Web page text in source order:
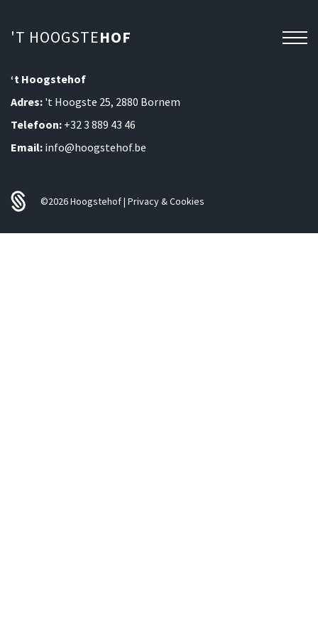
'T HOOGSTEHOF
‘t Hoogstehof
Adres: 't Hoogste 25, 2880 Bornem
Telefoon: +32 3 889 43 46
Email: info@hoogstehof.be
©2026Hoogstehof| Privacy & Cookies